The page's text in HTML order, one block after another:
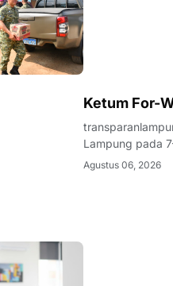
Ketum For-
Lampung pada
organisasi
Agustus 06, 2026